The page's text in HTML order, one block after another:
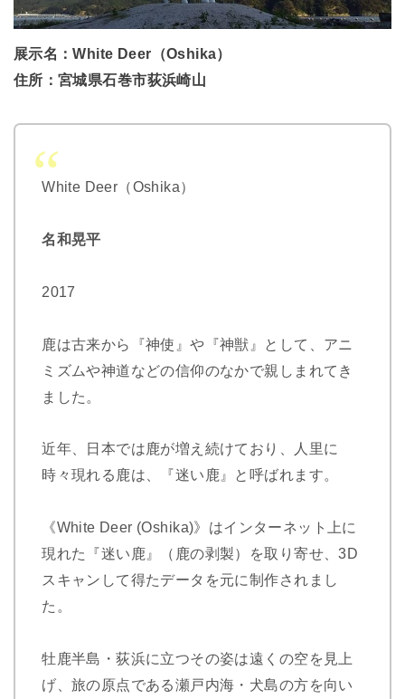
展示名：White Deer（Oshika）
住所：宮城県石巻市荻浜崎山
White Deer（Oshika）
名和晃平
2017
鹿は古来から『神使』や『神獣』として、アニ
ミズムや神道などの信仰のなかで親しまれてき
ました。
近年、日本では鹿が増え続けており、人里に
時々現れる鹿は、『迷い鹿』と呼ばれます。
《White Deer (Oshika)》はインターネット上に
現れた『迷い鹿』（鹿の剥製）を取り寄せ、3D
スキャンして得たデータを元に制作されまし
た。
牡鹿半島・荻浜に立つその姿は遠くの空を見上
げ、旅の原点である瀬戸内海・犬島の方を向い